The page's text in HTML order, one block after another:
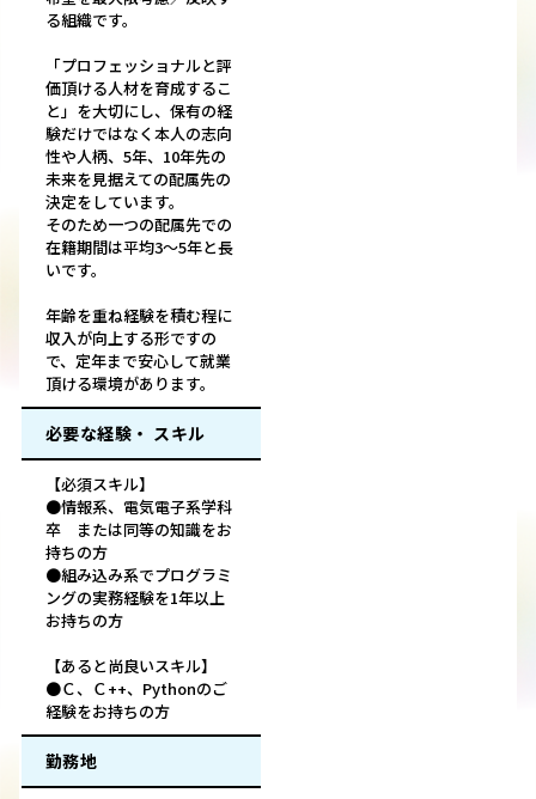
る組織です。
「プロフェッショナルと評
価頂ける人材を育成するこ
と」を大切にし、保有の経
験だけではなく本人の志向
性や人柄、5年、10年先の
未来を見据えての配属先の
決定をしています。
そのため一つの配属先での
在籍期間は平均3～5年と長
いです。
年齢を重ね経験を積む程に
収入が向上する形ですの
で、定年まで安心して就業
頂ける環境があります。
必要な経験・ スキル
【必須スキル】
●情報系、電気電子系学科
卒 または同等の知識をお
持ちの方
●組み込み系でプログラミ
ングの実務経験を1年以上
お持ちの方
【あると尚良いスキル】
●Ｃ、Ｃ++、Pythonのご
経験をお持ちの方
勤務地